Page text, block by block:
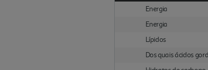
Energia
Energia
Lípidos
Dos quais ácidos